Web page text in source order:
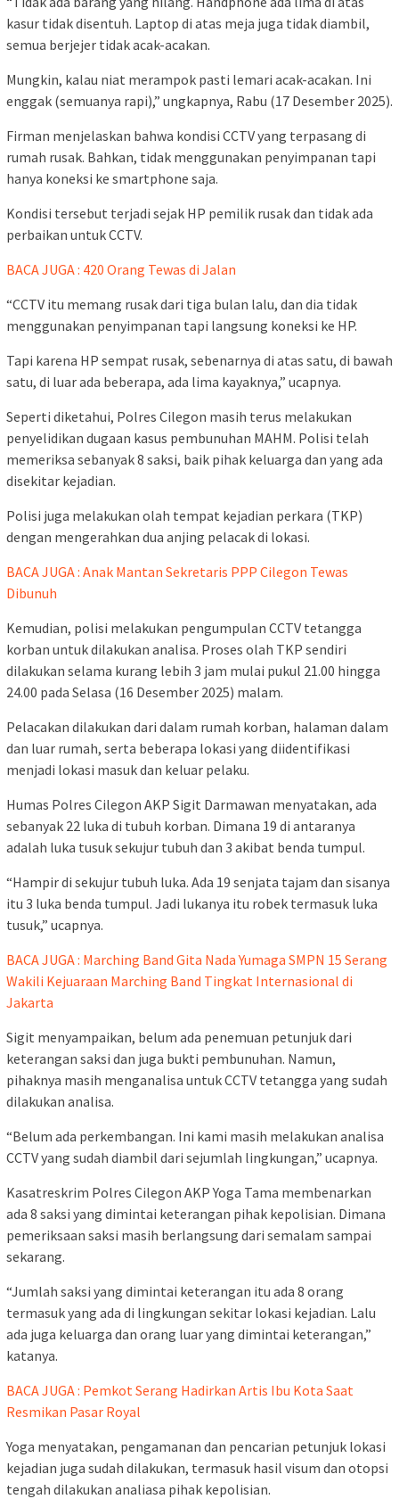
kasur tidak disentuh. Laptop di atas meja juga tidak diambil,
semua berjejer tidak acak-acakan.
Mungkin, kalau niat merampok pasti lemari acak-acakan. Ini
enggak (semuanya rapi),” ungkapnya, Rabu (17 Desember 2025).
Firman menjelaskan bahwa kondisi CCTV yang terpasang di
rumah rusak. Bahkan, tidak menggunakan penyimpanan tapi
hanya koneksi ke smartphone saja.
Kondisi tersebut terjadi sejak HP pemilik rusak dan tidak ada
perbaikan untuk CCTV.
BACA JUGA : 420 Orang Tewas di Jalan
“CCTV itu memang rusak dari tiga bulan lalu, dan dia tidak
menggunakan penyimpanan tapi langsung koneksi ke HP.
Tapi karena HP sempat rusak, sebenarnya di atas satu, di bawah
satu, di luar ada beberapa, ada lima kayaknya,” ucapnya.
Seperti diketahui, Polres Cilegon masih terus melakukan
penyelidikan dugaan kasus pembunuhan MAHM. Polisi telah
memeriksa sebanyak 8 saksi, baik pihak keluarga dan yang ada
disekitar kejadian.
Polisi juga melakukan olah tempat kejadian perkara (TKP)
dengan mengerahkan dua anjing pelacak di lokasi.
BACA JUGA : Anak Mantan Sekretaris PPP Cilegon Tewas
Dibunuh
Kemudian, polisi melakukan pengumpulan CCTV tetangga
korban untuk dilakukan analisa. Proses olah TKP sendiri
dilakukan selama kurang lebih 3 jam mulai pukul 21.00 hingga
24.00 pada Selasa (16 Desember 2025) malam.
Pelacakan dilakukan dari dalam rumah korban, halaman dalam
dan luar rumah, serta beberapa lokasi yang diidentifikasi
menjadi lokasi masuk dan keluar pelaku.
Humas Polres Cilegon AKP Sigit Darmawan menyatakan, ada
sebanyak 22 luka di tubuh korban. Dimana 19 di antaranya
adalah luka tusuk sekujur tubuh dan 3 akibat benda tumpul.
“Hampir di sekujur tubuh luka. Ada 19 senjata tajam dan sisanya
itu 3 luka benda tumpul. Jadi lukanya itu robek termasuk luka
tusuk,” ucapnya.
BACA JUGA : Marching Band Gita Nada Yumaga SMPN 15 Serang
Wakili Kejuaraan Marching Band Tingkat Internasional di
Jakarta
Sigit menyampaikan, belum ada penemuan petunjuk dari
keterangan saksi dan juga bukti pembunuhan. Namun,
pihaknya masih menganalisa untuk CCTV tetangga yang sudah
dilakukan analisa.
“Belum ada perkembangan. Ini kami masih melakukan analisa
CCTV yang sudah diambil dari sejumlah lingkungan,” ucapnya.
Kasatreskrim Polres Cilegon AKP Yoga Tama membenarkan
ada 8 saksi yang dimintai keterangan pihak kepolisian. Dimana
pemeriksaan saksi masih berlangsung dari semalam sampai
sekarang.
“Jumlah saksi yang dimintai keterangan itu ada 8 orang
termasuk yang ada di lingkungan sekitar lokasi kejadian. Lalu
ada juga keluarga dan orang luar yang dimintai keterangan,”
katanya.
BACA JUGA : Pemkot Serang Hadirkan Artis Ibu Kota Saat
Resmikan Pasar Royal
Yoga menyatakan, pengamanan dan pencarian petunjuk lokasi
kejadian juga sudah dilakukan, termasuk hasil visum dan otopsi
tengah dilakukan analiasa pihak kepolisian.